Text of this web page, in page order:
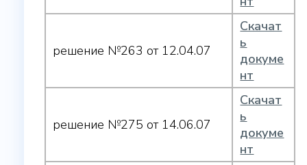
решение №263 от 12.04.07
Скачат
ь
докуме
нт
решение №275 от 14.06.07
Скачат
ь
докуме
нт